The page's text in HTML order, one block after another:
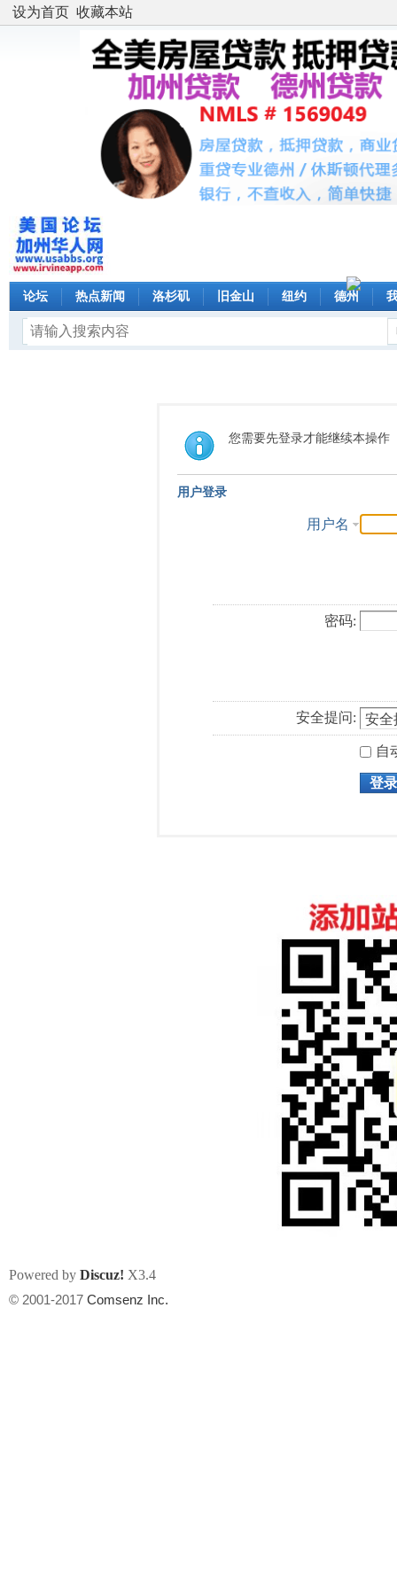
设为首页 收藏本站
论坛 热点新闻 洛杉矶 旧金山 纽约 德州
您需要先登录才能继续本操作
用户登录
用户名
密码:
安全提问:
自
登录
Powered by Discuz! X3.4
© 2001-2017 Comsenz Inc.